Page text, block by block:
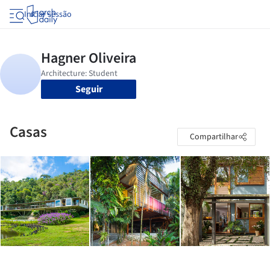
Iniciar sessão
Seguir
Casas Compartilhar